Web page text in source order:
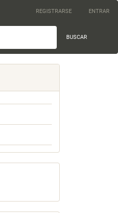
REGISTRARSE ENTRAR
BUSCAR